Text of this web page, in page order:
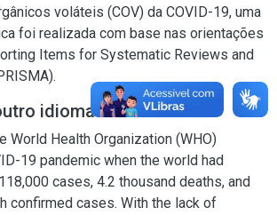
voláteis (COV) da COVID-19, uma
foi realizada com base nas orientações
Items for Systematic Reviews and
idioma
World Health Organization (WHO)
19 pandemic when the world had
cases, 4.2 thousand deaths, and
confirmed cases. With the lack of